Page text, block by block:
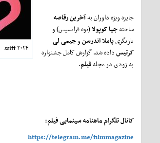
ssiff ۲۰۲۴
جایزه ویژه داوران بهآخرین رقاصه
ساختهجیا کوپولا(نوه فرانسیس) و
بازیگریپاملا اندرسنوجیمی لی
کرتیسداده شد. گزارش کامل جشنواره
به زودی در مجلهفیلم.
کانال تلگرام ماهنامه سینمایی فیلم:
https://telegram.me/filmmagazine